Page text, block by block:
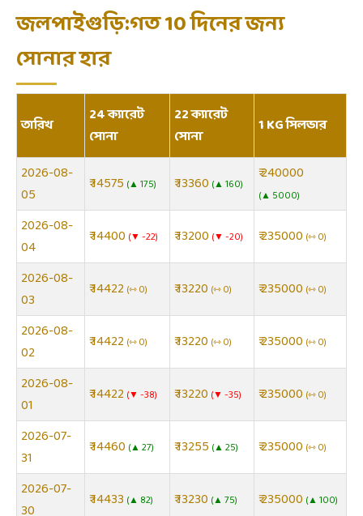
জলপাইগুড়ি:গত 10 দিনের জন্য
সোনার হার
তারিখ
24 ক্যারেট
সোনা
22 ক্যারেট
সোনা
1 KG সিলভার
2026-08-
05
₹ 14575 ▲ 175 ₹ 13360 ▲ 160
₹ 240000
▲ 5000
2026-08-
04
₹ 14400 ▼ -22 ₹ 13200 ▼ -20 ₹ 235000 ⇿ 0
2026-08-
03
₹ 14422 ⇿ 0 ₹ 13220 ⇿ 0 ₹ 235000 ⇿ 0
2026-08-
02
₹ 14422 ⇿ 0 ₹ 13220 ⇿ 0 ₹ 235000 ⇿ 0
2026-08-
01
₹ 14422 ▼ -38 ₹ 13220 ▼ -35 ₹ 235000 ⇿ 0
2026-07-
31
₹ 14460 ▲ 27 ₹ 13255 ▲ 25 ₹ 235000 ⇿ 0
2026-07-
30
₹ 14433 ▲ 82 ₹ 13230 ▲ 75 ₹ 235000 ▲ 100